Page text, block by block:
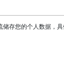
储存您的个人数据，